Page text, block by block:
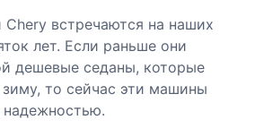
встречаются на наших
лет. Если раньше они
дешевые седаны, которые
то сейчас эти машины
надежностью.